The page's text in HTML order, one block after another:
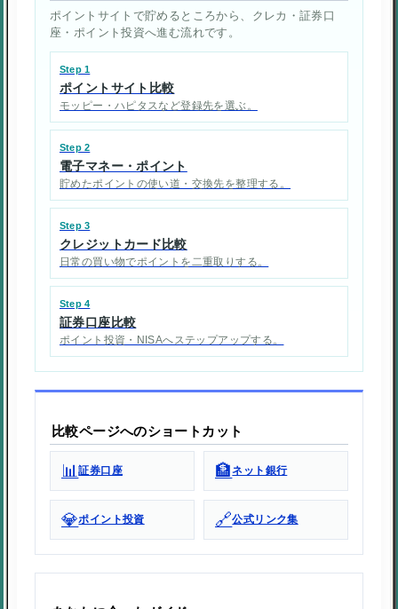
ポイントサイトで貯めるところから、クレカ・証券口
座・ポイント投資へ進む流れです。
Step 1
ポイントサイト比較
モッピー・ハピタスなど登録先を選ぶ。
Step 2
電子マネー・ポイント
貯めたポイントの使い道・交換先を整理する。
Step 3
クレジットカード比較
日常の買い物でポイントを二重取りする。
Step 4
証券口座比較
ポイント投資・NISAへステップアップする。
比較ページへのショートカット
📊証券口座 🏦ネット銀行
💎ポイント投資 🔗公式リンク集